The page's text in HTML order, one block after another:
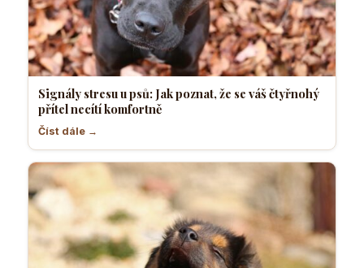
Signály stresu u psů: Jak poznat, že se váš čtyřnohý
přítel necítí komfortně
Číst dále →